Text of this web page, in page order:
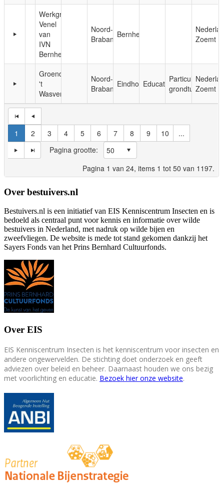
1 2 3 4 5 6 7 8 9 10
...
Pagina grootte:
Pagina 1 van 24, items 1 tot 50 van 1197.
Werkgroep
Venel
van
IVN
Bernheze
Noord-
Brabant Bernheze
Zoemt
Groendomein
't
Wasven
Noord-
Brabant EindhovenEducatieParticuliere
grondtuinen
Zoemt
Over bestuivers.nl
Bestuivers.nl is een initiatief van EIS Kenniscentrum Insecten en is
bedoeld als centraal punt voor kennis en informatie over wilde
bestuivers in Nederland, met nadruk op wilde bijen en
zweefvliegen. De website is mede tot stand gekomen dankzij het
Sayers Fonds van het Prins Bernhard Cultuurfonds.
Over EIS
EIS Kenniscentrum Insecten is het kenniscentrum voor insecten en
andere ongewervelden. De stichting doet onderzoek en geeft
adviezen over beleid en beheer. Daarnaast houden we ons bezig
met voorlichting en educatie. Bezoek hier onze website.